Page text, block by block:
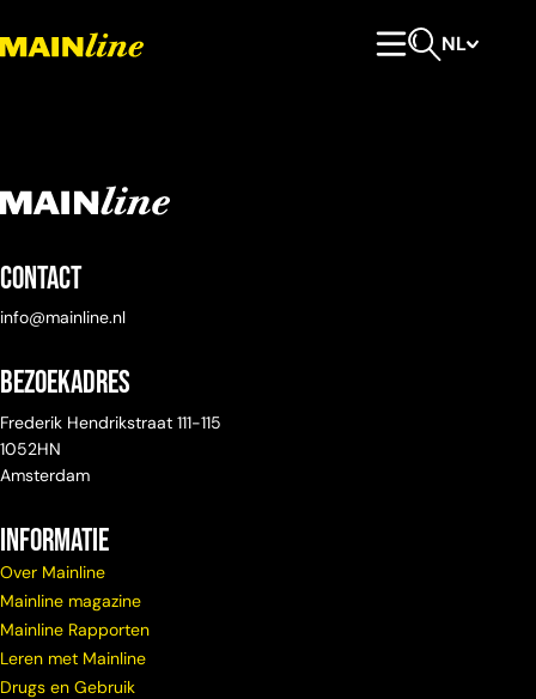
NL
Contact
info@mainline.nl
Bezoekadres
Frederik Hendrikstraat 111-115
1052HN
Amsterdam
Informatie
Over Mainline
Mainline magazine
Mainline Rapporten
Leren met Mainline
Drugs en Gebruik